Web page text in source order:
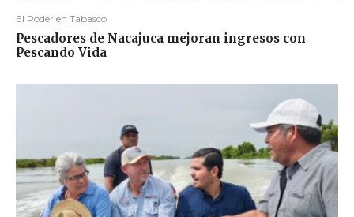
El Poder en Tabasco
Pescadores de Nacajuca mejoran ingresos con
Pescando Vida